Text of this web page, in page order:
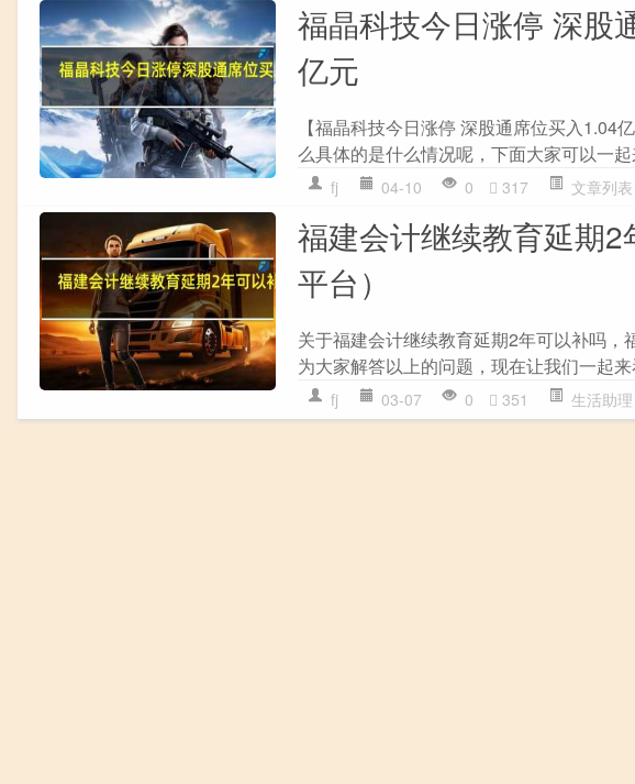
福晶科技今日涨停 深股
亿元
【福晶科技今日涨停 深股通席位买入1.04
么具体的是什么情况呢，下面大家可以一
fj 04-10 0 317 文章列表
福建会计继续教育延期
平台）
关于福建会计继续教育延期2年可以补吗
为大家解答以上的问题，现在让我们一起
fj 03-07 0 351 生活助理